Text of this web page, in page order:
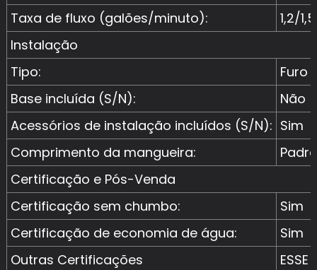
Taxa de fluxo (galões/minuto):
1,2/
Instalação
Tipo:
Furo
Base incluída (S/N):
Não
Acessórios de instalação incluídos (S/N): Sim
Comprimento da mangueira:
Certificação e Pós-Venda
Certificação sem chumbo:
Sim
Certificação de economia de água:
Sim
Outras Certificações
ESSE